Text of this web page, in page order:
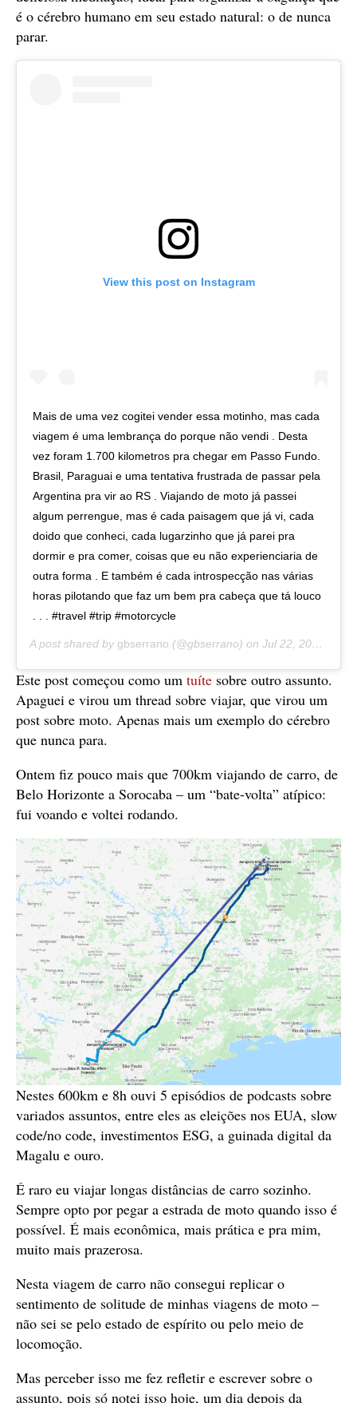
é o cérebro humano em seu estado natural: o de nunca
parar.
View this post on Instagram
Mais de uma vez cogitei vender essa motinho, mas cada
viagem é uma lembrança do porque não vendi . Desta
vez foram 1.700 kilometros pra chegar em Passo Fundo.
Brasil, Paraguai e uma tentativa frustrada de passar pela
Argentina pra vir ao RS . Viajando de moto já passei
algum perrengue, mas é cada paisagem que já vi, cada
doido que conheci, cada lugarzinho que já parei pra
dormir e pra comer, coisas que eu não experienciaria de
outra forma . E também é cada introspecção nas várias
horas pilotando que faz um bem pra cabeça que tá louco
. . . #travel #trip #motorcycle
A post shared by gbserrano (@gbserrano) on Jul 22, 2019 at 5:13pm PDT
Este post começou como um tuíte sobre outro assunto.
Apaguei e virou um thread sobre viajar, que virou um
post sobre moto. Apenas mais um exemplo do cérebro
que nunca para.
Ontem fiz pouco mais que 700km viajando de carro, de
Belo Horizonte a Sorocaba – um “bate-volta” atípico:
fui voando e voltei rodando.
Nestes 600km e 8h ouvi 5 episódios de podcasts sobre
variados assuntos, entre eles as eleições nos EUA, slow
code/no code, investimentos ESG, a guinada digital da
Magalu e ouro.
É raro eu viajar longas distâncias de carro sozinho.
Sempre opto por pegar a estrada de moto quando isso é
possível. É mais econômica, mais prática e pra mim,
muito mais prazerosa.
Nesta viagem de carro não consegui replicar o
sentimento de solitude de minhas viagens de moto –
não sei se pelo estado de espírito ou pelo meio de
locomoção.
Mas perceber isso me fez refletir e escrever sobre o
assunto, pois só notei isso hoje, um dia depois da